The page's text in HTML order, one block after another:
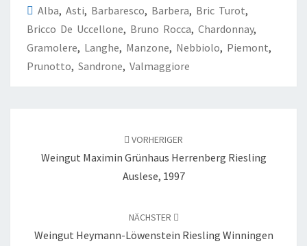
Alba, Asti, Barbaresco, Barbera, Bric Turot,
Bricco De Uccellone, Bruno Rocca, Chardonnay,
Gramolere, Langhe, Manzone, Nebbiolo, Piemont,
Prunotto, Sandrone, Valmaggiore
VORHERIGER
Weingut Maximin Grünhaus Herrenberg Riesling
Auslese, 1997
NÄCHSTER
Weingut Heymann-Löwenstein Riesling Winningen